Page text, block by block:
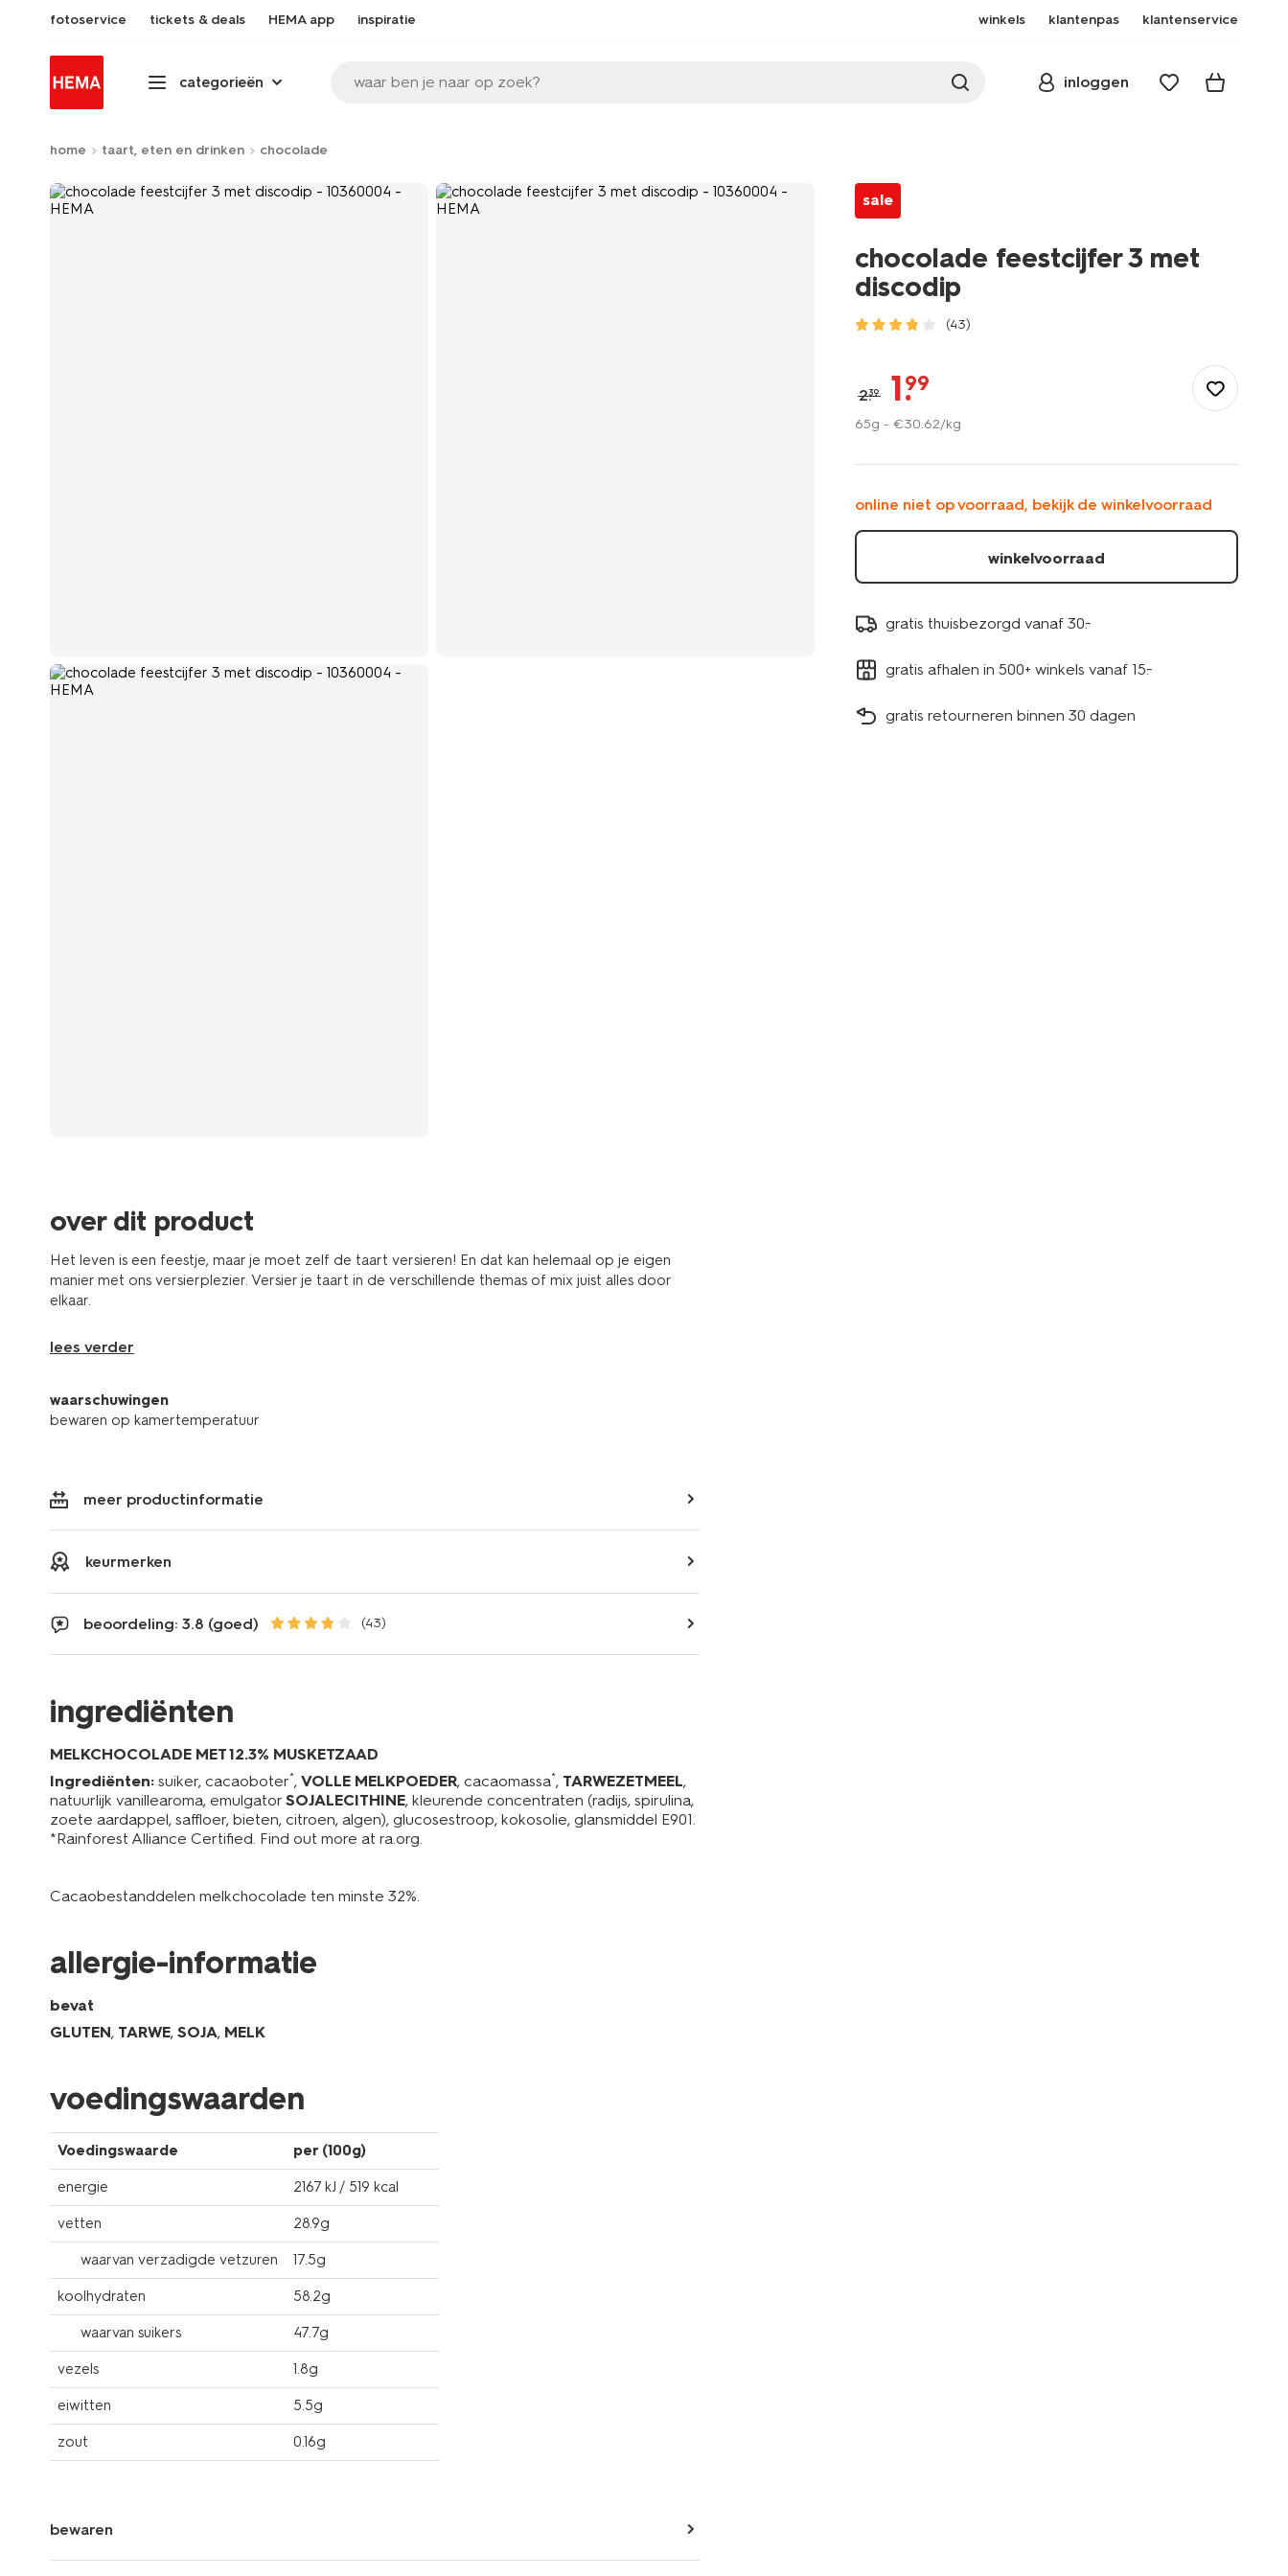
fotoservice tickets & deals HEMA app inspiratie winkels klantenpas klantenservice
categorieën waar ben je naar op zoek? inloggen
home taart, eten en drinken chocolade
over dit product
Het leven is een feestje, maar je moet zelf de taart versieren! En dat kan helemaal op je eigen
manier met ons versierplezier. Versier je taart in de verschillende themas of mix juist alles door
elkaar.
lees verder
waarschuwingen
bewaren op kamertemperatuur
meer productinformatie
keurmerken
beoordeling: 3.8 (goed) (43)
ingrediënten
MELKCHOCOLADE MET 12.3% MUSKETZAAD
Ingrediënten: suiker, cacaoboter*, VOLLE MELKPOEDER, cacaomassa*, TARWEZETMEEL,
natuurlijk vanillearoma, emulgator SOJALECITHINE, kleurende concentraten (radijs, spirulina,
zoete aardappel, saffloer, bieten, citroen, algen), glucosestroop, kokosolie, glansmiddel E901.
*Rainforest Alliance Certified. Find out more at ra.org.
Cacaobestanddelen melkchocolade ten minste 32%.
allergie-informatie
bevat
GLUTEN, TARWE, SOJA, MELK
voedingswaarden
Voedingswaarde per (100g)
energie 2167 kJ / 519 kcal
vetten 28.9g
waarvan verzadigde vetzuren 17.5g
koolhydraten 58.2g
waarvan suikers 47.7g
vezels 1.8g
eiwitten 5.5g
zout 0.16g
bewaren
sale
chocolade feestcijfer 3 met
discodip
(43)
feestcijfer-
met-
2.39 1.
99
65g - €30.62/kg
online niet op voorraad, bekijk de winkelvoorraad
winkelvoorraad
gratis thuisbezorgd vanaf 30.-
gratis afhalen in 500+ winkels vanaf 15.-
gratis retourneren binnen 30 dagen